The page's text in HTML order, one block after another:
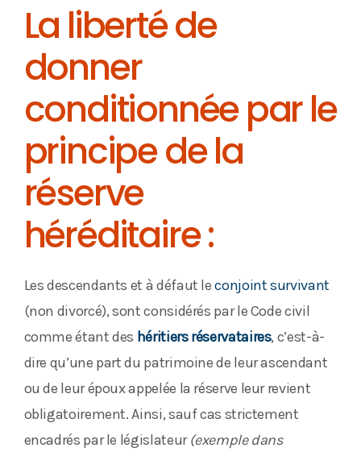
La liberté de
donner
conditionnée par le
principe de la
réserve
héréditaire :
Les descendants et à défaut leconjoint survivant
(non divorcé), sont considérés par le Code civil
comme étant des héritiers réservataires, c’est-à-
dire qu’une part du patrimoine de leur ascendant
ou de leur époux appelée la réserve leur revient
obligatoirement. Ainsi, sauf cas strictement
encadrés par le législateur(exemple dans